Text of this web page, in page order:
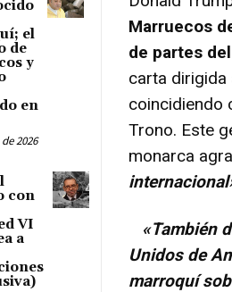
el
de
y
en
2026
con
VI
a
Marruecos
de partes
carta dirigida
coincidiendo
Trono. Este
monarca
«También
Unidos de
marroquí